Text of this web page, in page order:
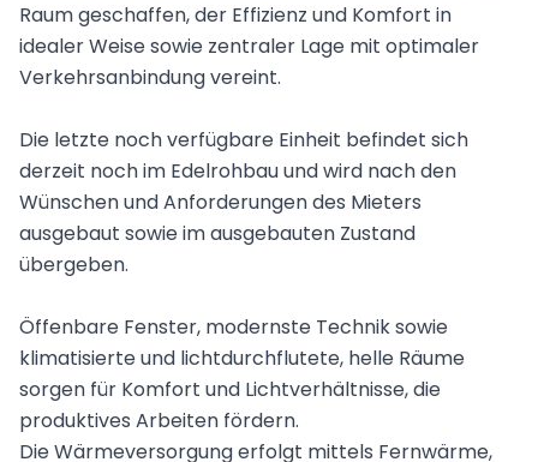
Raum geschaffen, der Effizienz und Komfort in
idealer Weise sowie zentraler Lage mit optimaler
Verkehrsanbindung vereint.
Die letzte noch verfügbare Einheit befindet sich
derzeit noch im Edelrohbau und wird nach den
Wünschen und Anforderungen des Mieters
ausgebaut sowie im ausgebauten Zustand
übergeben.
Öffenbare Fenster, modernste Technik sowie
klimatisierte und lichtdurchflutete, helle Räume
sorgen für Komfort und Lichtverhältnisse, die
produktives Arbeiten fördern.
Die Wärmeversorgung erfolgt mittels Fernwärme,